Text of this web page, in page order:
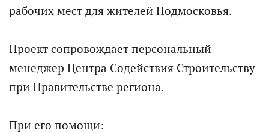
рабочих мест для жителей Подмосковья.
Проект сопровождает персональный
менеджер Центра Содействия Строительству
при Правительстве региона.
При его помощи: